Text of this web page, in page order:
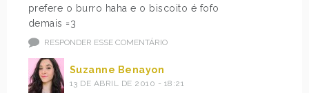
prefere o burro haha e o biscoito é fofo
demais =3
RESPONDER ESSE COMENTÁRIO
Suzanne Benayon
13 DE ABRIL DE 2010 - 18:21